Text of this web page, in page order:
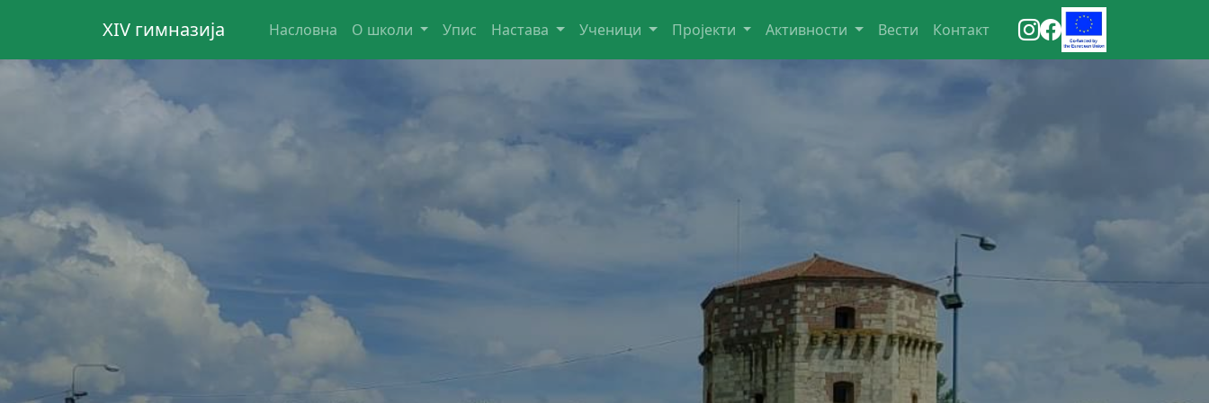
XIV гимназија Насловна О школи Упис Настава Ученици Пројекти Активности Вести Контакт